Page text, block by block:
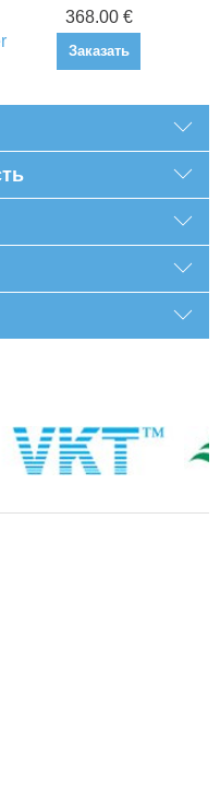
368.00 €
Заказать